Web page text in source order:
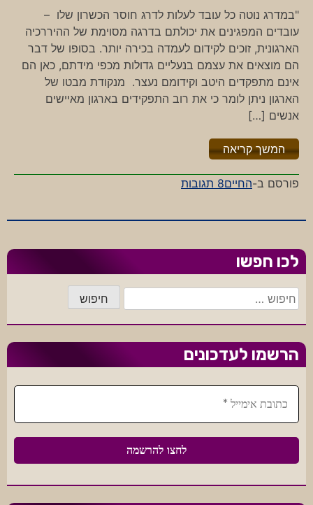
"במדרג נוטה כל עובד לעלות לדרג חוסר הכשרון שלו –
עובדים המפגינים את יכולתם בדרגה מסוימת של ההיררכיה
הארגונית, זוכים לקידום לעמדה בכירה יותר. בסופו של דבר
הם מוצאים את עצמם בנעליים גדולות מכפי מידתם, כאן הם
אינם מתפקדים היטב וקידומם נעצר. מנקודת מבטו של
הארגון ניתן לומר כי את רוב התפקידים בארגון מאיישים
אנשים […]
המשך קריאה"%s"
פורסם ב-החיים8 תגובות
על
מבחן
לכו חפשו
חיפוש:
הרשמו לעדכונים